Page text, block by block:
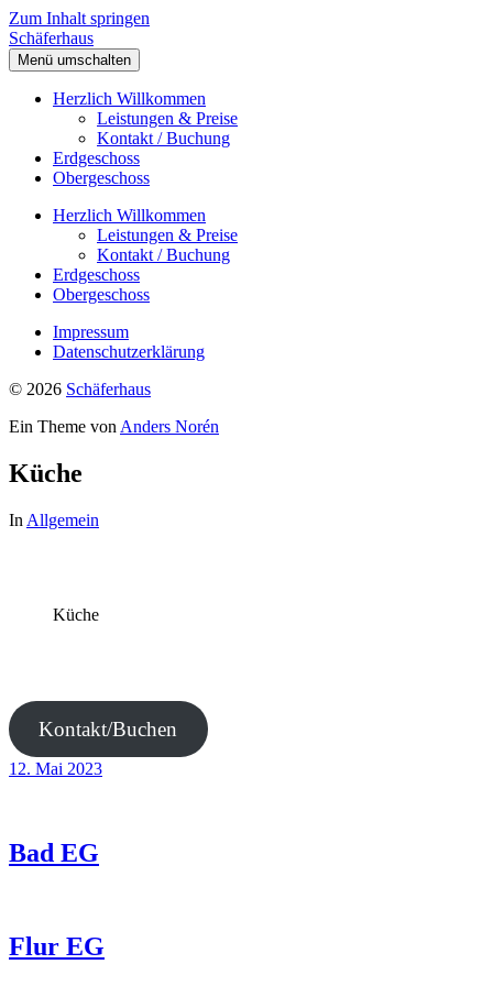
Zum Inhalt springen
Schäferhaus
Menü umschalten
Herzlich Willkommen
Leistungen & Preise
Kontakt / Buchung
Erdgeschoss
Obergeschoss
Herzlich Willkommen
Leistungen & Preise
Kontakt / Buchung
Erdgeschoss
Obergeschoss
Impressum
Datenschutzerklärung
© 2026 Schäferhaus
Ein Theme von Anders Norén
Küche
In Allgemein
Küche
Kontakt/Buchen
12. Mai 2023
Bad EG
Flur EG